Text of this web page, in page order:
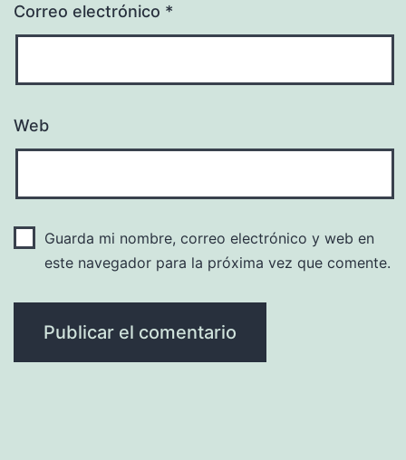
Correo electrónico *
Web
Guarda mi nombre, correo electrónico y web en
este navegador para la próxima vez que comente.